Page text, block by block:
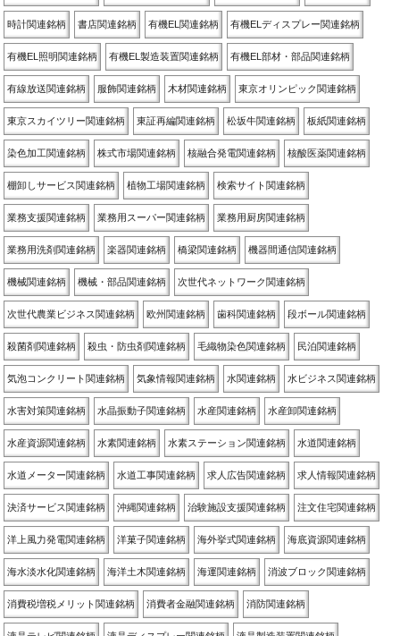
時計関連銘柄 書店関連銘柄 有機EL関連銘柄 有機ELディスプレー関連銘柄
有機EL照明関連銘柄 有機EL製造装置関連銘柄 有機EL部材・部品関連銘柄
有線放送関連銘柄 服飾関連銘柄 木材関連銘柄 東京オリンピック関連銘柄
東京スカイツリー関連銘柄 東証再編関連銘柄 松坂牛関連銘柄 板紙関連銘柄
染色加工関連銘柄 株式市場関連銘柄 核融合発電関連銘柄 核酸医薬関連銘柄
棚卸しサービス関連銘柄 植物工場関連銘柄 検索サイト関連銘柄
業務支援関連銘柄 業務用スーパー関連銘柄 業務用厨房関連銘柄
業務用洗剤関連銘柄 楽器関連銘柄 橋梁関連銘柄 機器間通信関連銘柄
機械関連銘柄 機械・部品関連銘柄 次世代ネットワーク関連銘柄
次世代農業ビジネス関連銘柄 欧州関連銘柄 歯科関連銘柄 段ボール関連銘柄
殺菌剤関連銘柄 殺虫・防虫剤関連銘柄 毛織物染色関連銘柄 民泊関連銘柄
気泡コンクリート関連銘柄 気象情報関連銘柄 水関連銘柄 水ビジネス関連銘柄
水害対策関連銘柄 水晶振動子関連銘柄 水産関連銘柄 水産卸関連銘柄
水産資源関連銘柄 水素関連銘柄 水素ステーション関連銘柄 水道関連銘柄
水道メーター関連銘柄 水道工事関連銘柄 求人広告関連銘柄 求人情報関連銘柄
決済サービス関連銘柄 沖縄関連銘柄 治験施設支援関連銘柄 注文住宅関連銘柄
洋上風力発電関連銘柄 洋菓子関連銘柄 海外挙式関連銘柄 海底資源関連銘柄
海水淡水化関連銘柄 海洋土木関連銘柄 海運関連銘柄 消波ブロック関連銘柄
消費税増税メリット関連銘柄 消費者金融関連銘柄 消防関連銘柄